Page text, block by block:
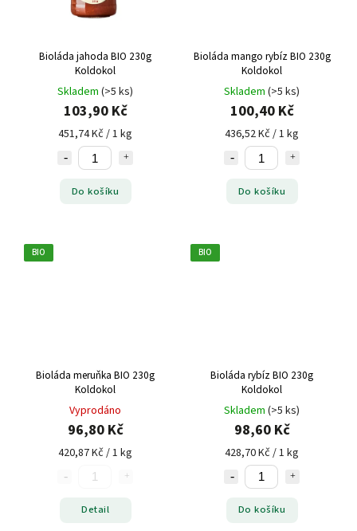
Bioláda jahoda BIO 230g
Koldokol
Skladem (>5 ks)
103,90 Kč
451,74 Kč / 1 kg
Do košíku
Bioláda mango rybíz BIO 230g
Koldokol
Skladem (>5 ks)
100,40 Kč
436,52 Kč / 1 kg
Do košíku
BIO
Bioláda meruňka BIO 230g
Koldokol
Vyprodáno
96,80 Kč
420,87 Kč / 1 kg
Detail
BIO
Bioláda rybíz BIO 230g
Koldokol
Skladem (>5 ks)
98,60 Kč
428,70 Kč / 1 kg
Do košíku